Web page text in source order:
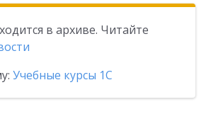
в архиве. Читайте
Учебные курсы 1С